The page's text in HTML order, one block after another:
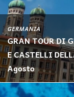
GERMANIA
GRAN TOUR DI
E CASTELLI
Agosto